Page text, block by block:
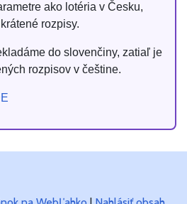
ako lotéria v Česku,
rozpisy.
do slovenčiny, zatiaľ je
rozpisov v češtine.